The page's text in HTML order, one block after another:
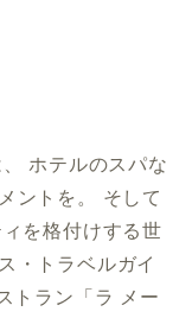
ホテルのスパな
ントを。 そして
を格付けする世
・トラベルガイ
トラン「ラ メー